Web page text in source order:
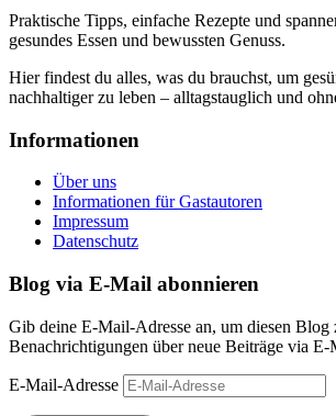
Praktische Tipps, einfache Rezepte und
gesundes Essen und bewussten Genuss.
Hier findest du alles, was du brauchst, um
nachhaltiger zu leben – alltagstauglich und
Informationen
Über uns
Informationen für Gastautoren
Impressum
Datenschutz
Blog via E-Mail abonnieren
Gib deine E-Mail-Adresse an, um diesen Blog
Benachrichtigungen über neue Beiträge via E-
E-Mail-Adresse